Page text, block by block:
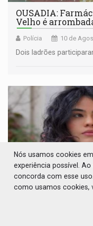
OUSADIA:
Velho é
Polícia 10 de
Dois ladrões
participar de
Nós usamos cookies
experiência possível.
concorda com esse
como usamos cookies,